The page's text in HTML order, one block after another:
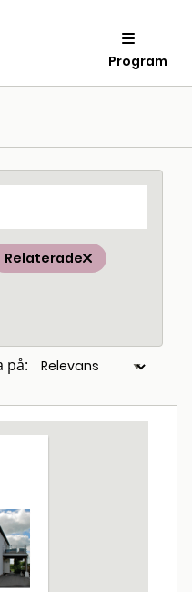
Program
Relaterade
på: